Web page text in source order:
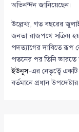
অভিনন্দন জানিয়েছেন।
উল্লেখ্য, গত বছরের
জনতা রাজপথে সক্রিয়
পদত্যাগের দাবিতে রূপ
পতনের পর তিনি
ইউনূস-এর নেতৃত্বে একটি
বর্তমানে প্রধান